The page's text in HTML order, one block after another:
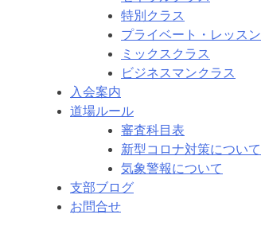
特別クラス
プライベート・レッスン
ミックスクラス
ビジネスマンクラス
入会案内
道場ルール
審査科目表
新型コロナ対策について
気象警報について
支部ブログ
お問合せ